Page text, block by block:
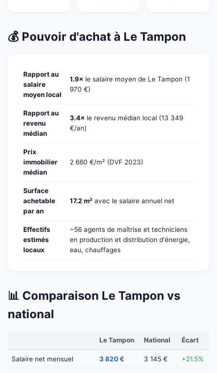
💰 Pouvoir d'achat à Le Tampon
Rapport au
salaire
moyen local
1.9× le salaire moyen de Le Tampon (1
970 €)
Rapport au
revenu
médian
3.4× le revenu médian local (13 349
€/an)
Prix
immobilier
médian
2 660 €/m² (DVF 2023)
Surface
achetable
par an
17.2 m² avec le salaire annuel net
Effectifs
estimés
locaux
~56 agents de maîtrise et techniciens
en production et distribution d'énergie,
eau, chauffages
📊 Comparaison Le Tampon vs
national
Le Tampon National Écart
Salaire net mensuel 3 820 € 3 145 € +21.5%